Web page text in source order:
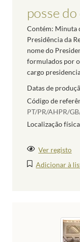
posse do
Contém: Minuta
Presidência da
nome do
formulados por
cargo
Datas de
Código de
PT/PR/AHPR/
Localização física
Ver registo
Adicionar à